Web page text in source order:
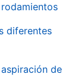
diferentes
de